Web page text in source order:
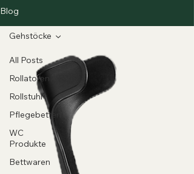
Blog
All Posts
Rollatoren
Rollstuhl
Pflegebetten
WC
Produkte
Bettwaren
Gehstöcke